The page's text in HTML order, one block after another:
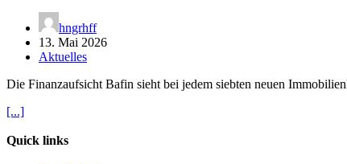
hngrhff
13. Mai 2026
Aktuelles
Die Finanzaufsicht Bafin sieht bei jedem siebten neuen
[...]
Quick links